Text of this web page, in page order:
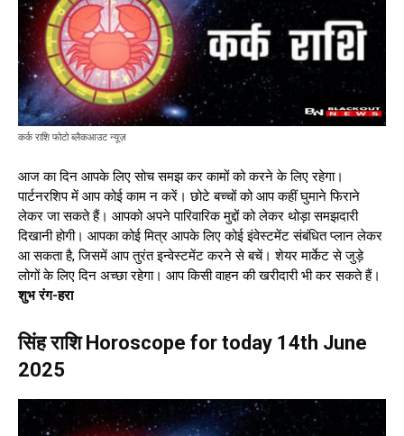
कर्क राशि फोटो ब्लैकआउट न्यूज़
आज का दिन आपके लिए सोच समझ कर कामों को करने के लिए रहेगा।
पार्टनरशिप में आप कोई काम न करें। छोटे बच्चों को आप कहीं घुमाने फिराने
लेकर जा सकते हैं। आपको अपने पारिवारिक मुद्दों को लेकर थोड़ा समझदारी
दिखानी होगी। आपका कोई मित्र आपके लिए कोई इंवेस्टमेंट संबंधित प्लान लेकर
आ सकता है, जिसमें आप तुरंत इन्वेस्टमेंट करने से बचें। शेयर मार्केट से जुड़े
लोगों के लिए दिन अच्छा रहेगा। आप किसी वाहन की खरीदारी भी कर सकते हैं।
शुभ रंग-हरा
सिंह राशि Horoscope for today 14th June
2025